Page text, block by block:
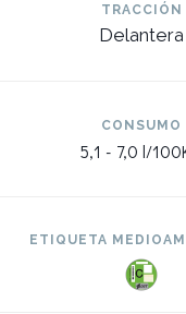
TRACCIÓN
Delantera
CONSUMO
5,1 - 7,0 l/
ETIQUETA